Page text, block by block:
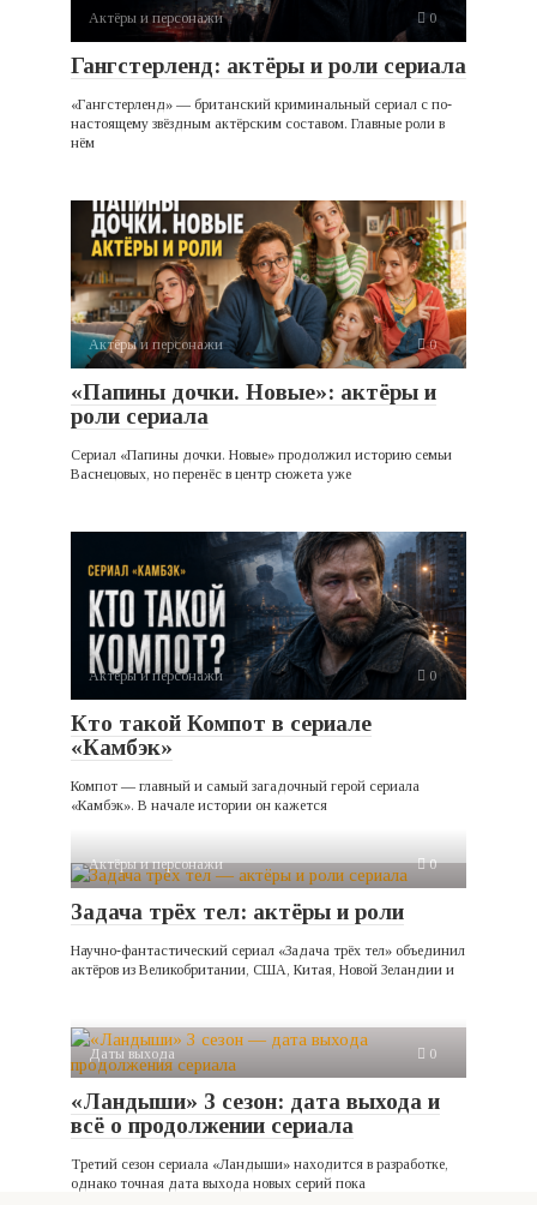
Актёры и персонажи 0
Гангстерленд: актёры и роли сериала
«Гангстерленд» — британский криминальный сериал с по-
настоящему звёздным актёрским составом. Главные роли в
нём
Актёры и персонажи 0
«Папины дочки. Новые»: актёры и
роли сериала
Сериал «Папины дочки. Новые» продолжил историю семьи
Васнецовых, но перенёс в центр сюжета уже
Актёры и персонажи 0
Кто такой Компот в сериале
«Камбэк»
Компот — главный и самый загадочный герой сериала
«Камбэк». В начале истории он кажется
Актёры и персонажи 0
Задача трёх тел: актёры и роли
Научно-фантастический сериал «Задача трёх тел» объединил
актёров из Великобритании, США, Китая, Новой Зеландии и
Даты выхода 0
«Ландыши» 3 сезон: дата выхода и
всё о продолжении сериала
Третий сезон сериала «Ландыши» находится в разработке,
однако точная дата выхода новых серий пока